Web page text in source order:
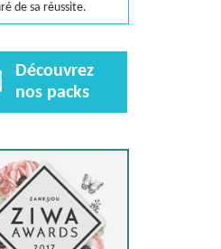
de sa réussite.
Découvrez
nos packs